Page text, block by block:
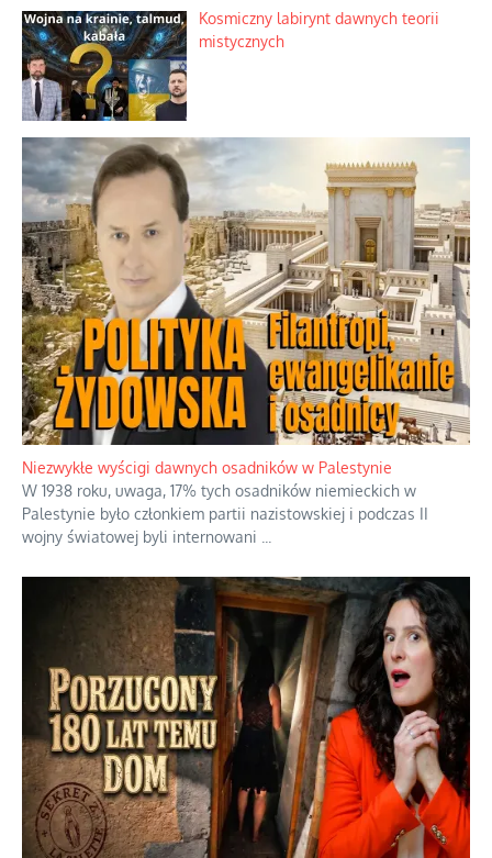
Niezwykły scenariusz bez państwowej
dotacji
Kosmiczny labirynt dawnych teorii
mistycznych
Niezwykłe wyścigi dawnych osadników w Palestynie